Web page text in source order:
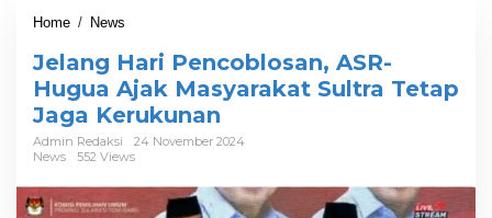
Home / News
l
a
n
g
H
a
i
Jelang Hari Pencoblosan, ASR-
Hugua Ajak Masyarakat Sultra Tetap
Jaga Kerukunan
Admin Redaksi
24 November 2024
News
552 Views